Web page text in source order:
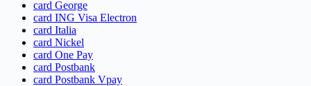
card George
card ING Visa Electron
card Italia
card Nickel
card One Pay
card Postbank
card Postbank Vpay